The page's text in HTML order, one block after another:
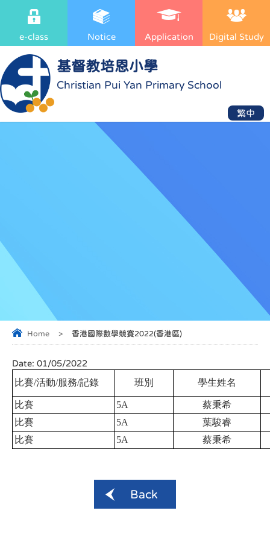
基督教培恩小學
Christian Pui Yan Primary School
e-class Notice Application Digital Study
繁中
Home > 香港國際數學競賽2022(香港區)
Date: 01/05/2022
比賽/活動/服務/記錄 班別 學生姓名
比賽 5A
蔡秉希
比賽
5A
葉駿睿
比賽
5A 蔡秉希
Back